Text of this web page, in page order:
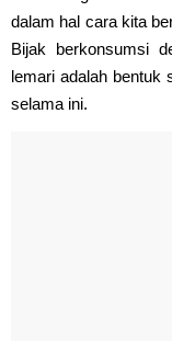
dalam hal cara kita
Bijak berkonsumsi
lemari adalah bentuk
selama ini.